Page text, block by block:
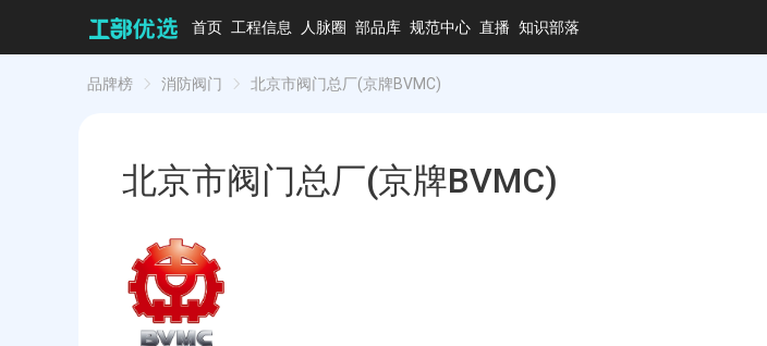
首页 工程信息 人脉圈 部品库 规范中心 直播 知识部落
品牌榜 消防阀门 北京市阀门总厂(京牌BVMC)
北京市阀门总厂(京牌BVMC)